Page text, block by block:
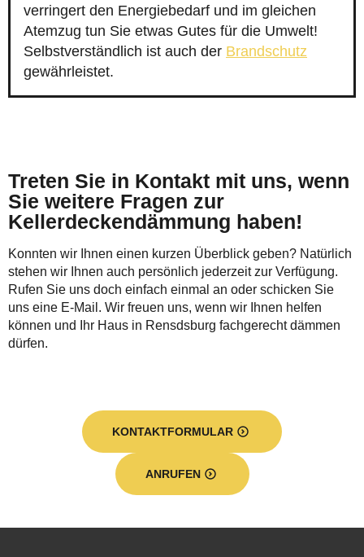
verringert den Energiebedarf und im gleichen
Atemzug tun Sie etwas Gutes für die Umwelt!
Selbstverständlich ist auch der Brandschutz
gewährleistet.
Treten Sie in Kontakt mit uns, wenn
Sie weitere Fragen zur
Kellerdeckendämmung haben!
Konnten wir Ihnen einen kurzen Überblick geben? Natürlich
stehen wir Ihnen auch persönlich jederzeit zur Verfügung.
Rufen Sie uns doch einfach einmal an oder schicken Sie
uns eine E-Mail. Wir freuen uns, wenn wir Ihnen helfen
können und Ihr Haus in Rensdsburg fachgerecht dämmen
dürfen.
KONTAKTFORMULAR
ANRUFEN